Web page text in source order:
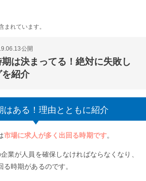
れています。
公開
は決まってる！絶対に失敗し
紹介
はある！理由とともに紹介
市場に求人が多く出回る時期です。
業が人員を確保しなければならなくなり、
時期があるのです。